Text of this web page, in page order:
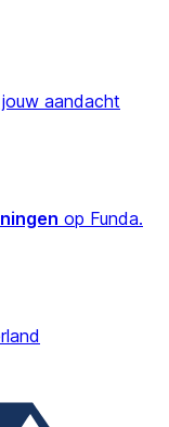
aandacht
op Funda.